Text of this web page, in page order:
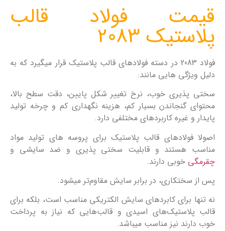
قیمت فولاد قالب
پلاستیک 2083
فولاد 2083 در دسته فولادهای قالب پلاستیک قرار میگیرد که به
دلیل ویژگی هایی مانند:
سختی پذیری خوب، نرخ تغییر شکل پایین، دقت سطح بالا،
محتوای گنجاندن بسیار کم، هزینه نگهداری کم و چرخه تولید
پایدار و غیره کاربردهای مختلفی دارد.
اصولا فولادهای قالب پلاستیک برای پروسه های تولید مواد
مناسب هستند و قابلیت سختی پذیری و ضد سایشی و
چقرمگی خوبی دارند.
پس از سختکاری، در برابر سایش مقاوم‌تر میشود.
نه تنها برای کابردهای سایش الکتریکی مناسب است، بلکه برای
قالب پلاستیک‌های اسیدی و قالب‌هایی که نیاز به پرداخت
خوب دارند نیز مناسب میباشد.